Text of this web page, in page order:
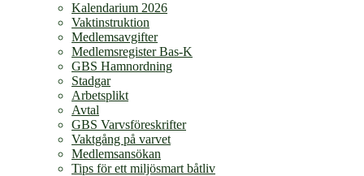
Kalendarium 2026
Vaktinstruktion
Medlemsavgifter
Medlemsregister Bas-K
GBS Hamnordning
Stadgar
Arbetsplikt
Avtal
GBS Varvsföreskrifter
Vaktgång på varvet
Medlemsansökan
Tips för ett miljösmart båtliv